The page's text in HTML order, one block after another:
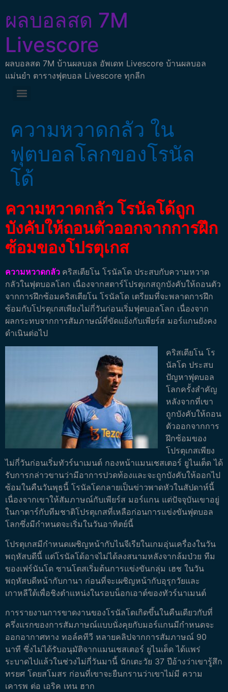
ผลบอลสด 7M
Livescore
ผลบอลสด 7M บ้านผลบอล อัพเดท Livescore บ้านผลบอล
แม่นยำ ตารางฟุตบอล Livescore ทุกลีก
ความหวาดกลัว ใน
ฟุตบอลโลกของโรนัล
โด้
ความหวาดกลัว โรนัลโด้ถูก
บังคับให้ถอนตัวออกจากการฝึก
ซ้อมของโปรตุเกส
ความหวาดกลัว คริสเตียโน โรนัลโด ประสบกับความหวาด
กลัวในฟุตบอลโลก เนื่องจากสตาร์โปรตุเกสถูกบังคับให้ถอนตัว
จากการฝึกซ้อมคริสเตียโน โรนัลโด เตรียมที่จะพลาดการฝึก
ซ้อมกับโปรตุเกสเพียงไม่กี่วันก่อนเริ่มฟุตบอลโลก เนื่องจาก
ผลกระทบจากการสัมภาษณ์ที่ขัดแย้งกับเพียร์ส มอร์แกนยังคง
ดำเนินต่อไป
คริสเตียโน โร
นัลโด ประสบ
ปัญหาฟุตบอล
โลกครั้งสำคัญ
หลังจากที่เขา
ถูกบังคับให้ถอน
ตัวออกจากการ
ฝึกซ้อมของ
โปรตุเกสเพียง
ไม่กี่วันก่อนเริ่มทัวร์นาเมนต์ กองหน้าแมนเชสเตอร์ ยูไนเต็ด ได้
รับการกล่าวขานว่ามีอาการปวดท้องและจะถูกบังคับให้ออกไป
ซ้อมในคืนวันพุธนี้ โรนัลโดกลายเป็นข่าวพาดหัวในสัปดาห์นี้
เนื่องจากเขาให้สัมภาษณ์กับเพียร์ส มอร์แกน แต่ปัจจุบันเขาอยู่
ในกาตาร์กับทีมชาติโปรตุเกสที่เหลือก่อนการแข่งขันฟุตบอล
โลกซึ่งมีกำหนดจะเริ่มในวันอาทิตย์นี้
โปรตุเกสมีกำหนดเผชิญหน้ากับไนจีเรียในเกมอุ่นเครื่องในวัน
พฤหัสบดีนี้ แต่โรนัลโด้อาจไม่ได้ลงสนามหลังจากล้มป่วย ทีม
ของเฟร์นันโด ซานโตสเริ่มต้นการแข่งขันกลุ่ม เฮช ในวัน
พฤหัสบดีหน้ากับกานา ก่อนที่จะเผชิญหน้ากับอุรุกวัยและ
เกาหลีใต้เพื่อชิงตำแหน่งในรอบน็อกเอาต์ของทัวร์นาเมนต์
การรายงานการขาดงานของโรนัลโดเกิดขึ้นในคืนเดียวกับที่
ครึ่งแรกของการสัมภาษณ์แบบนั่งคุยกับมอร์แกนมีกำหนดจะ
ออกอากาศทาง ทอล์คทีวี หลายคลิปจากการสัมภาษณ์ 90
นาที ซึ่งไม่ได้รับอนุมัติจากแมนเชสเตอร์ ยูไนเต็ด ได้แพร่
ระบาดไปแล้วในช่วงไม่กี่วันมานี้ นักเตะวัย 37 ปีอ้างว่าเขารู้สึก
ทรยศ โดยสโมสร ก่อนที่เขาจะยืนกรานว่าเขาไม่มี ความ
เคารพ ต่อ เอริค เทน ฮาก